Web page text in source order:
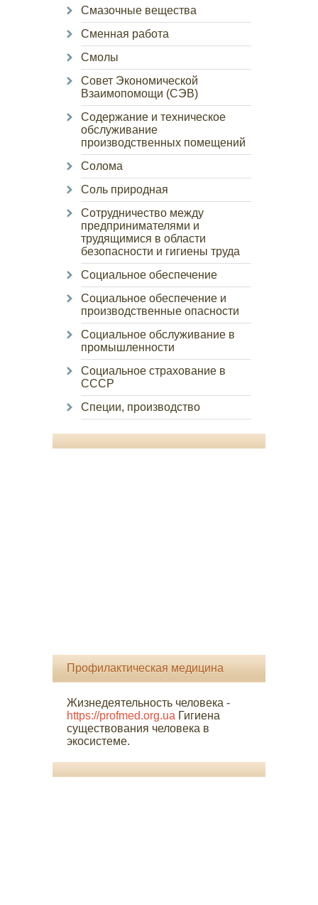
Смазочные вещества
Сменная работа
Смолы
Совет Экономической
Взаимопомощи (СЭВ)
Содержание и техническое
обслуживание
производственных помещений
Солома
Соль природная
Сотрудничество между
предпринимателями и
трудящимися в области
безопасности и гигиены труда
Социальное обеспечение
Социальное обеспечение и
производственные опасности
Социальное обслуживание в
промышленности
Социальное страхование в
СССР
Специи, производство
Профилактическая медицина
Жизнедеятельность человека -
https://profmed.org.ua Гигиена
существования человека в
экосистеме.